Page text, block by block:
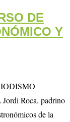
DE
Y
Roca, padrino
de la